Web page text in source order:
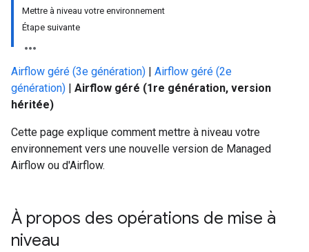
Mettre à niveau votre environnement
Étape suivante
Airflow géré (3e génération) | Airflow géré (2e
génération) | Airflow géré (1re génération, version
héritée)
Cette page explique comment mettre à niveau votre
environnement vers une nouvelle version de Managed
Airflow ou d'Airflow.
À propos des opérations de mise à
niveau